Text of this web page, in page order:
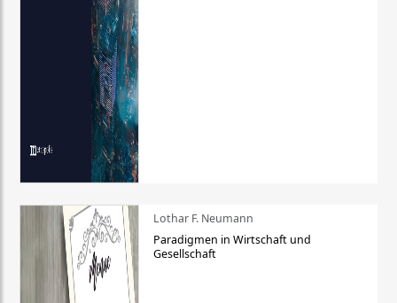
Lothar F. Neumann
Paradigmen in Wirtschaft und
Gesellschaft